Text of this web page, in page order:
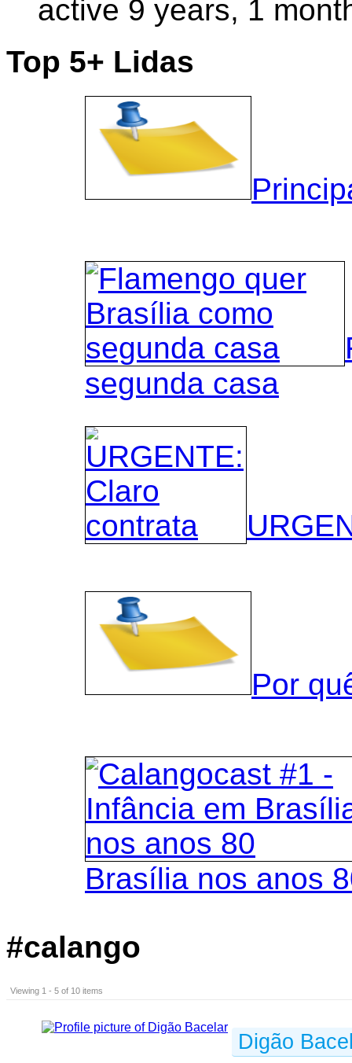
active 9 years, 1
Top 5+ Lidas
segunda casa
Por
Brasília nos anos
#calango
Viewing 1 - 5 of 10 items
Digão